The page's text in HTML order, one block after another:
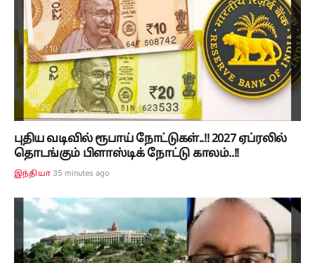
புதிய வடிவில் ரூபாய் நோட்டுகள்..!! 2027 ஏப்ரலில்
தொடங்கும் பிளாஸ்டிக் நோட்டு காலம்..!!
இந்தியா 35 minutes ago